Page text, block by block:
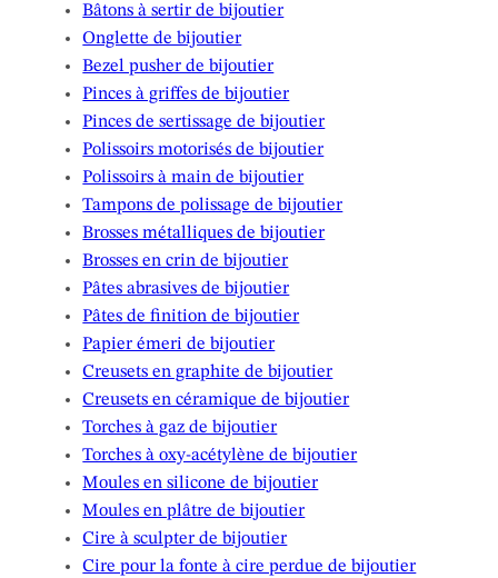
Bâtons à sertir de bijoutier
Onglette de bijoutier
Bezel pusher de bijoutier
Pinces à griffes de bijoutier
Pinces de sertissage de bijoutier
Polissoirs motorisés de bijoutier
Polissoirs à main de bijoutier
Tampons de polissage de bijoutier
Brosses métalliques de bijoutier
Brosses en crin de bijoutier
Pâtes abrasives de bijoutier
Pâtes de finition de bijoutier
Papier émeri de bijoutier
Creusets en graphite de bijoutier
Creusets en céramique de bijoutier
Torches à gaz de bijoutier
Torches à oxy-acétylène de bijoutier
Moules en silicone de bijoutier
Moules en plâtre de bijoutier
Cire à sculpter de bijoutier
Cire pour la fonte à cire perdue de bijoutier